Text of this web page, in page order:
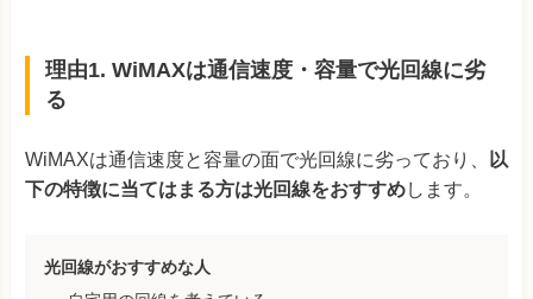
理由1. WiMAXは通信速度・容量で光回線に劣
る
WiMAXは通信速度と容量の面で光回線に劣っており、
以
下の特徴に当てはまる方は光回線をおすすめします。
光回線がおすすめな人